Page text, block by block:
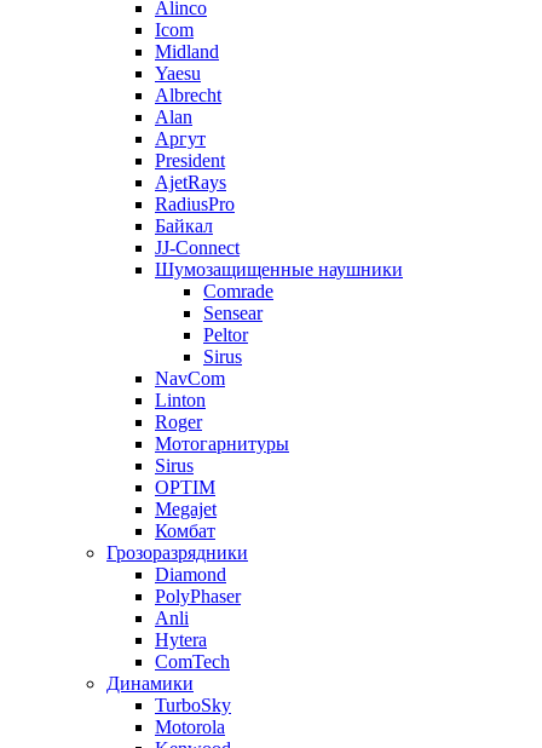
Alinco
Icom
Midland
Yaesu
Albrecht
Alan
Аргут
President
AjetRays
RadiusPro
Байкал
JJ-Connect
Шумозащищенные наушники
Comrade
Sensear
Peltor
Sirus
NavCom
Linton
Roger
Мотогарнитуры
Sirus
OPTIM
Megajet
Комбат
Грозоразрядники
Diamond
PolyPhaser
Anli
Hytera
ComTech
Динамики
TurboSky
Motorola